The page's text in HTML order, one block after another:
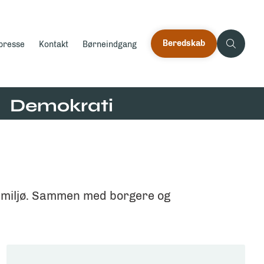
Kontakt Børneindgang Beredskab
Demokrati
Sammen med borgere og